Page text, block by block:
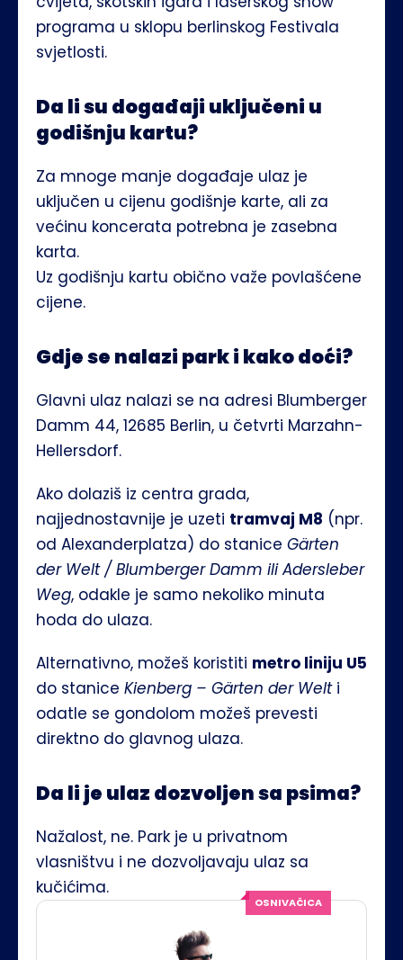
programa u sklopu berlinskog Festivala
svjetlosti.
Da li su događaji uključeni u
godišnju kartu?
Za mnoge manje događaje ulaz je
uključen u cijenu godišnje karte, ali za
većinu koncerata potrebna je zasebna
karta.
Uz godišnju kartu obično važe povlašćene
cijene.
Gdje se nalazi park i kako doći?
Glavni ulaz nalazi se na adresi Blumberger
Damm 44, 12685 Berlin, u četvrti Marzahn-
Hellersdorf.
Ako dolaziš iz centra grada,
najjednostavnije je uzeti tramvaj M8 (npr.
od Alexanderplatza) do stanice Gärten
der Welt / Blumberger Damm ili Adersleber
Weg, odakle je samo nekoliko minuta
hoda do ulaza.
Alternativno, možeš koristiti metro liniju U5
do stanice Kienberg – Gärten der Welt i
odatle se gondolom možeš prevesti
direktno do glavnog ulaza.
Da li je ulaz dozvoljen sa psima?
Nažalost, ne. Park je u privatnom
vlasništvu i ne dozvoljavaju ulaz sa
kučićima.
OSNIVAČICA